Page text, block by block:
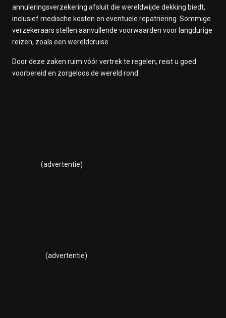
annuleringsverzekering afsluit die wereldwijde dekking biedt,
inclusief medische kosten en eventuele repatriëring. Sommige
verzekeraars stellen aanvullende voorwaarden voor langdurige
reizen, zoals een wereldcruise.
Door deze zaken ruim vóór vertrek te regelen, reist u goed
voorbereid en zorgeloos de wereld rond.
(advertentie)
(advertentie)